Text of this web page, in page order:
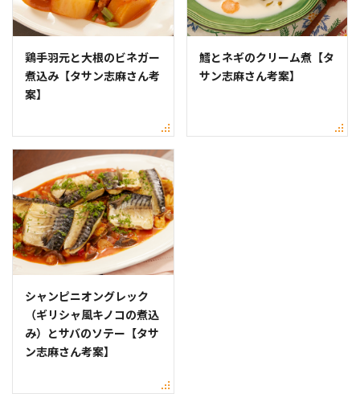
鶏手羽元と大根のビネガー
煮込み【タサン志麻さん考
案】
鱈とネギのクリーム煮【タ
サン志麻さん考案】
シャンピニオングレック
（ギリシャ風キノコの煮込
み）とサバのソテー【タサ
ン志麻さん考案】